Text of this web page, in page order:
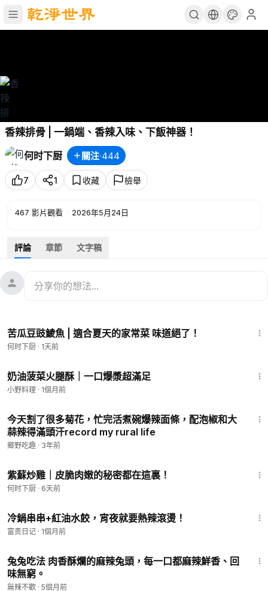
香辣排骨 | 一鍋端、香辣入味、下飯神器！
何时下厨
關注·444
7 1 收藏 檢舉
467 影片觀看 · 2026年5月24日
評論 章節 文字稿
苦瓜豆豉鯪魚 | 適合夏天的家常菜 味道絕了！
何时下厨 · 1天前
奶油菠菜火腿酥｜一口爆漿超滿足
小野料理 · 1個月前
今天割了很多菊花，忙完活煮碗爆辣面條，配泡椒和大
蒜辣得滿頭汗record my rural life
鄉野吃趣 · 3年前
紫蘇炒雞｜皮脆肉嫩的秘密都在這裏！
何时下厨 · 6天前
冷鍋串串+紅油水餃，宵夜就要熱辣滾燙！
富贵日记 · 1個月前
兔兔吃法 肉香酥爛的麻辣兔頭，每一口都麻辣鮮香、回
味無窮。
無辣不歡 · 5個月前